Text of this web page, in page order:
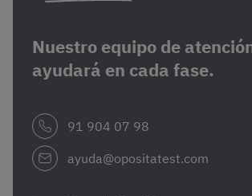
Nuestro equipo de
ayudará en cada fase.
91 904 07 98
ayuda@opositatest.com